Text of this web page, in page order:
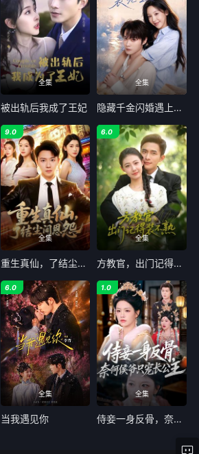
全集
被出轨后我成了王妃
全集
隐藏千金闪婚遇上裴先生
全集
9.0
重生真仙，了结尘间恩怨
全集
6.0
方教官，出门记得装不熟
全集
6.0
当我遇见你
全集
1.0
侍妾一身反骨，奈何侯爷只宠长公主